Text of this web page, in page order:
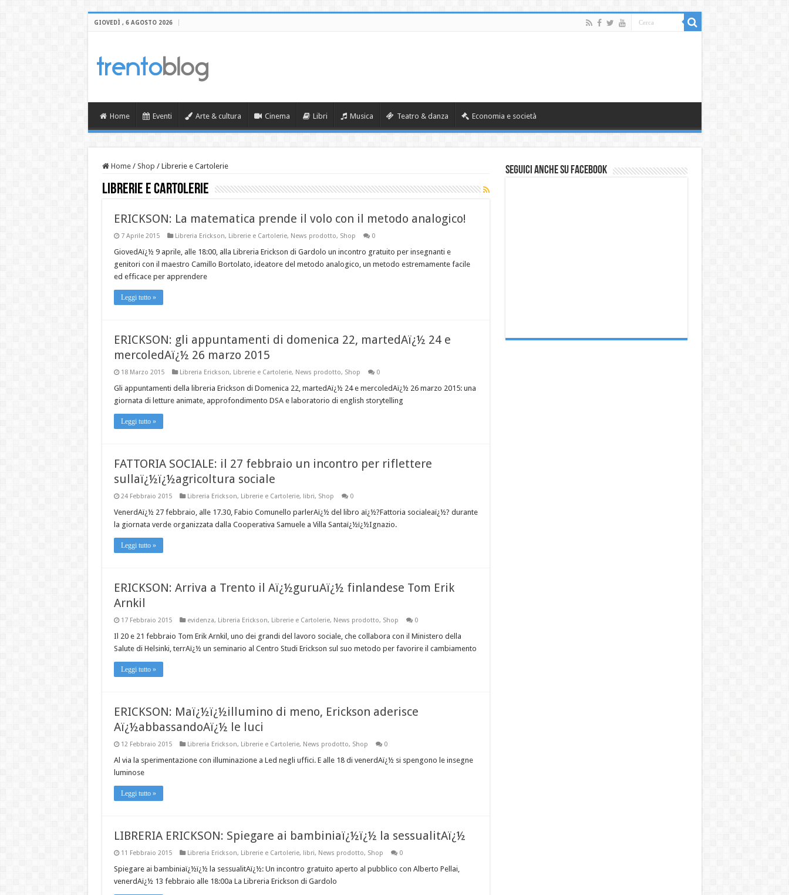
GIOVEDÌ , 6 AGOSTO 2026
Home Eventi Arte & cultura Cinema Libri Musica Teatro & danza Economia e società
Home / Shop / Librerie e Cartolerie
Librerie e Cartolerie
ERICKSON: La matematica prende il volo con il metodo analogico!
7 Aprile 2015 Libreria Erickson, Librerie e Cartolerie, News prodotto, Shop 0
GiovedAï¿½ 9 aprile, alle 18:00, alla Libreria Erickson di Gardolo un incontro gratuito per insegnanti e
genitori con il maestro Camillo Bortolato, ideatore del metodo analogico, un metodo estremamente facile
ed efficace per apprendere
Leggi tutto »
ERICKSON: gli appuntamenti di domenica 22, martedAï¿½ 24 e
mercoledAï¿½ 26 marzo 2015
18 Marzo 2015 Libreria Erickson, Librerie e Cartolerie, News prodotto, Shop 0
Gli appuntamenti della libreria Erickson di Domenica 22, martedAï¿½ 24 e mercoledAï¿½ 26 marzo 2015: una
giornata di letture animate, approfondimento DSA e laboratorio di english storytelling
Leggi tutto »
FATTORIA SOCIALE: il 27 febbraio un incontro per riflettere
sullaï¿½ï¿½agricoltura sociale
24 Febbraio 2015 Libreria Erickson, Librerie e Cartolerie, libri, Shop 0
VenerdAï¿½ 27 febbraio, alle 17.30, Fabio Comunello parlerAï¿½ del libro aï¿½?Fattoria socialeaï¿½? durante
la giornata verde organizzata dalla Cooperativa Samuele a Villa Santaï¿½ï¿½Ignazio.
Leggi tutto »
ERICKSON: Arriva a Trento il Aï¿½guruAï¿½ finlandese Tom Erik
Arnkil
17 Febbraio 2015 evidenza, Libreria Erickson, Librerie e Cartolerie, News prodotto, Shop 0
Il 20 e 21 febbraio Tom Erik Arnkil, uno dei grandi del lavoro sociale, che collabora con il Ministero della
Salute di Helsinki, terrAï¿½ un seminario al Centro Studi Erickson sul suo metodo per favorire il cambiamento
Leggi tutto »
ERICKSON: Maï¿½ï¿½illumino di meno, Erickson aderisce
Aï¿½abbassandoAï¿½ le luci
12 Febbraio 2015 Libreria Erickson, Librerie e Cartolerie, News prodotto, Shop 0
Al via la sperimentazione con illuminazione a Led negli uffici. E alle 18 di venerdAï¿½ si spengono le insegne
luminose
Leggi tutto »
LIBRERIA ERICKSON: Spiegare ai bambiniaï¿½ï¿½ la sessualitAï¿½
11 Febbraio 2015 Libreria Erickson, Librerie e Cartolerie, libri, News prodotto, Shop 0
Spiegare ai bambiniaï¿½ï¿½ la sessualitAï¿½: Un incontro gratuito aperto al pubblico con Alberto Pellai,
venerdAï¿½ 13 febbraio alle 18:00a La Libreria Erickson di Gardolo
Seguici anche su Facebook